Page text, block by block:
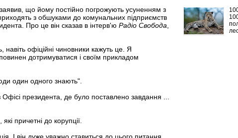
що йому постійно погрожують усуненням з
з обшуками до комунальних підприємств
Про це він сказав в інтерв'ю Радіо Свобода
навіть офіційні чиновники кажуть це. Я
дотримуватися і своїм прикладом
один одного знають".
президента, де було поставлено завдання ...
причетні до корупції.